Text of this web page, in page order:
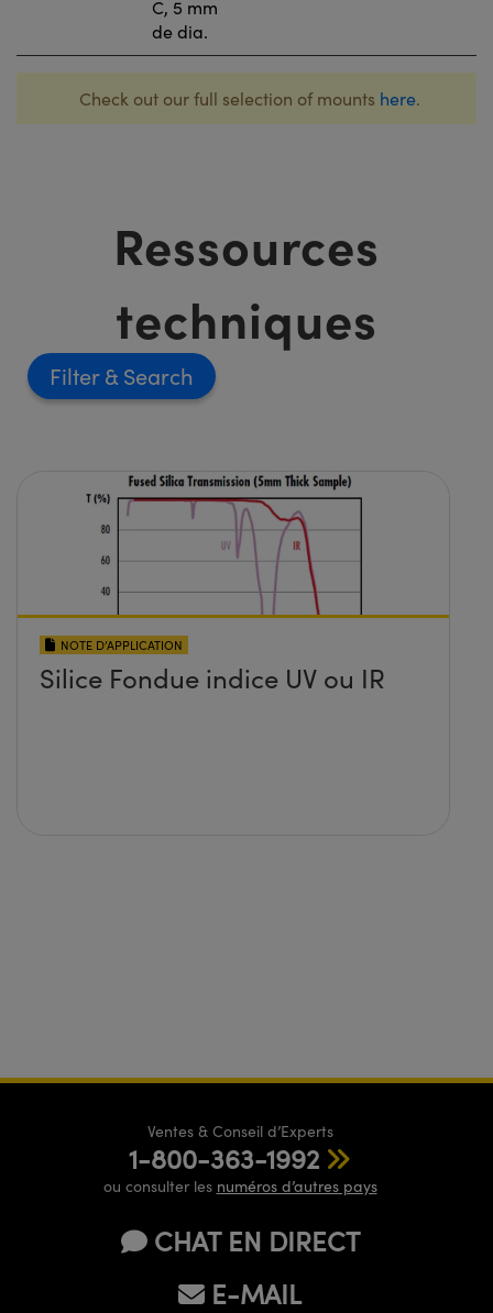
C, 5 mm
de dia.
Check out our full selection of mounts here.
Ressources
techniques
Filter
NOTE D’APPLICATION
Silice Fondue indice UV ou IR
Ventes & Conseil d’Experts
1-800-363-1992
ou consulter les numéros d’autres pays
CHAT EN DIRECT
E-MAIL